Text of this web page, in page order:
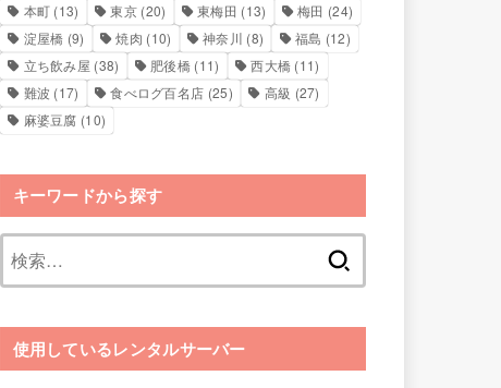
本町 (13) 東京(20) 東梅田 (13) 梅田 (24)
淀屋橋 (9) 焼肉 (10) 神奈川 (8) 福島 (12)
立ち飲み屋 (38) 肥後橋 (11) 西大橋 (11)
難波 (17) 食べログ百名店 (25) 高級 (27)
麻婆豆腐 (10)
キーワードから探す
使用しているレンタルサーバー